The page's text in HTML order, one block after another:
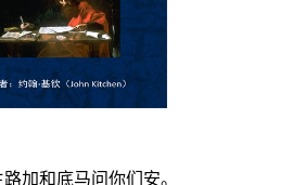
加和底马问你们安。